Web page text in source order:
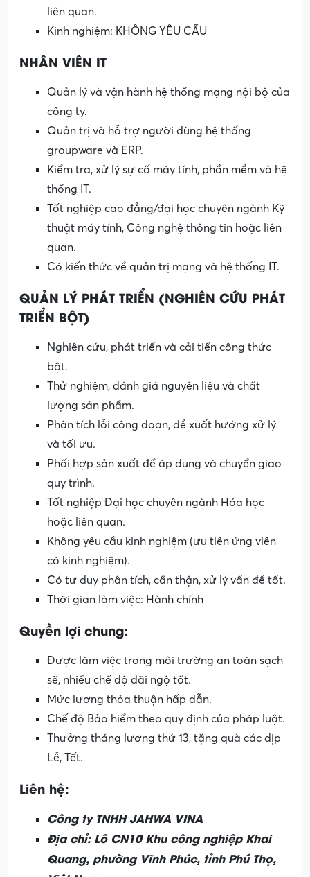
liên quan.
Kinh nghiệm: KHÔNG YÊU CẦU
NHÂN VIÊN IT
Quản lý và vận hành hệ thống mạng nội bộ của
công ty.
Quản trị và hỗ trợ người dùng hệ thống
groupware và ERP.
Kiểm tra, xử lý sự cố máy tính, phần mềm và hệ
thống IT.
Tốt nghiệp cao đẳng/đại học chuyên ngành Kỹ
thuật máy tính, Công nghệ thông tin hoặc liên
quan.
Có kiến thức về quản trị mạng và hệ thống IT.
QUẢN LÝ PHÁT TRIỂN (NGHIÊN CỨU PHÁT
TRIỂN BỘT)
Nghiên cứu, phát triển và cải tiến công thức
bột.
Thử nghiệm, đánh giá nguyên liệu và chất
lượng sản phẩm.
Phân tích lỗi công đoạn, đề xuất hướng xử lý
và tối ưu.
Phối hợp sản xuất để áp dụng và chuyển giao
quy trình.
Tốt nghiệp Đại học chuyên ngành Hóa học
hoặc liên quan.
Không yêu cầu kinh nghiệm (ưu tiên ứng viên
có kinh nghiệm).
Có tư duy phân tích, cẩn thận, xử lý vấn đề tốt.
Thời gian làm việc: Hành chính
Quyền lợi chung:
Được làm việc trong môi trường an toàn sạch
sẽ, nhiều chế độ đãi ngộ tốt.
Mức lương thỏa thuận hấp dẫn.
Chế độ Bảo hiểm theo quy định của pháp luật.
Thưởng tháng lương thứ 13, tặng quà các dịp
Lễ, Tết.
Liên hệ:
Công ty TNHH JAHWA VINA
Địa chỉ: Lô CN10 Khu công nghiệp Khai
Quang, phường Vĩnh Phúc, tỉnh Phú Thọ,